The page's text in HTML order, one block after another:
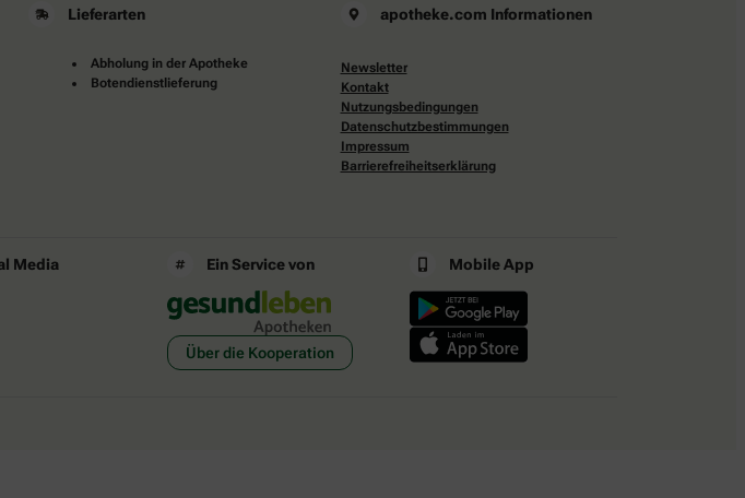
Lieferarten
Abholung in der Apotheke
Botendienstlieferung
apotheke.com Informationen
Newsletter
Kontakt
Nutzungsbedingungen
Datenschutzbestimmungen
Impressum
Barrierefreiheitserklärung
Media Ein Service von
Über die Kooperation
Mobile App